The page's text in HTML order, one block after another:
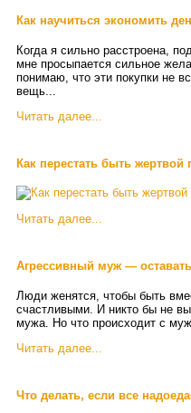
Как научиться экономить
Когда я сильно расстроена,
мне просыпается сильное
понимаю, что эти покупки не
вещь...
Читать далее...
Как перестать быть жертвой
Читать далее...
Агрессивный муж —
Люди женятся, чтобы быть
счастливыми. И никто бы не
мужа. Но что происходит с
Читать далее...
Что делать, если все